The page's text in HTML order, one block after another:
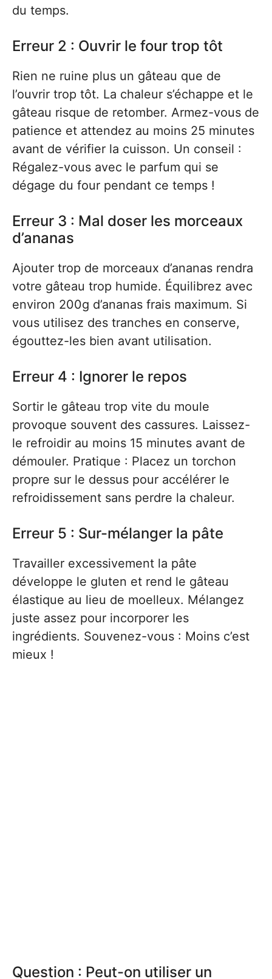
du temps.
Erreur 2 : Ouvrir le four trop tôt
Rien ne ruine plus un gâteau que de
l’ouvrir trop tôt. La chaleur s’échappe et le
gâteau risque de retomber. Armez-vous de
patience et attendez au moins 25 minutes
avant de vérifier la cuisson. Un conseil :
Régalez-vous avec le parfum qui se
dégage du four pendant ce temps !
Erreur 3 : Mal doser les morceaux
d’ananas
Ajouter trop de morceaux d’ananas rendra
votre gâteau trop humide. Équilibrez avec
environ 200g d’ananas frais maximum. Si
vous utilisez des tranches en conserve,
égouttez-les bien avant utilisation.
Erreur 4 : Ignorer le repos
Sortir le gâteau trop vite du moule
provoque souvent des cassures. Laissez-
le refroidir au moins 15 minutes avant de
démouler. Pratique : Placez un torchon
propre sur le dessus pour accélérer le
refroidissement sans perdre la chaleur.
Erreur 5 : Sur-mélanger la pâte
Travailler excessivement la pâte
développe le gluten et rend le gâteau
élastique au lieu de moelleux. Mélangez
juste assez pour incorporer les
ingrédients. Souvenez-vous : Moins c’est
mieux !
Question : Peut-on utiliser un